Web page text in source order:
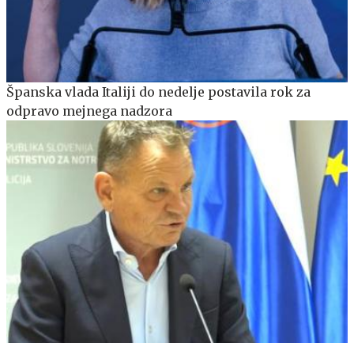
Španska vlada Italiji do nedelje postavila rok za
odpravo mejnega nadzora